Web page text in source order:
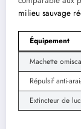
milieu sauvage
Équipement
Machette
Répulsif anti-
Extincteur de